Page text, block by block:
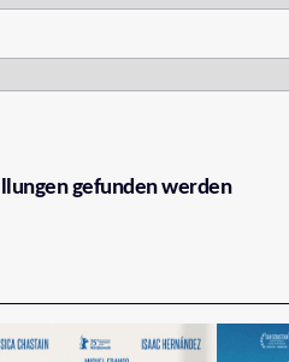
gefunden werden